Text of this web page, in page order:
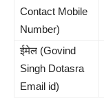
Contact Mobile
Number)
ईमेल (Govind
Singh Dotasra
Email id)